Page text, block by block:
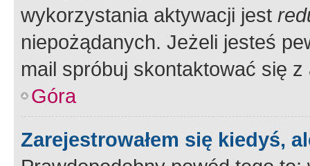
wykorzystania aktywacji jest
niepożądanych. Jeżeli jesteś
mail spróbuj skontaktować się
Góra
Zarejestrowałem się kiedyś,